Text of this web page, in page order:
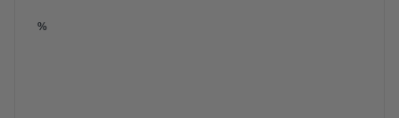
%